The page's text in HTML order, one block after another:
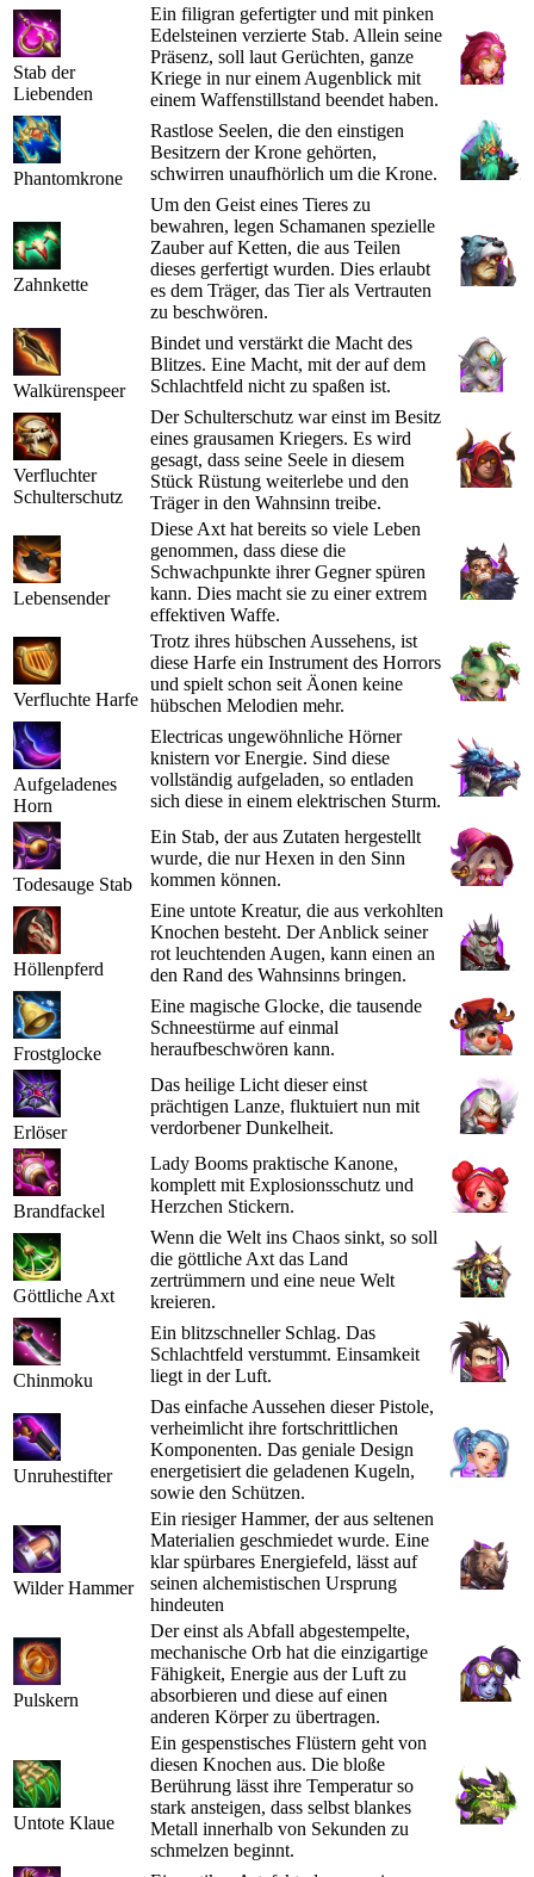
Stab der
Liebenden
Ein filigran gefertigter und mit pinken
Edelsteinen verzierte Stab. Allein seine
Präsenz, soll laut Gerüchten, ganze
Kriege in nur einem Augenblick mit
einem Waffenstillstand beendet haben.
Phantomkrone
Rastlose Seelen, die den einstigen
Besitzern der Krone gehörten,
schwirren unaufhörlich um die Krone.
Zahnkette
Um den Geist eines Tieres zu
bewahren, legen Schamanen spezielle
Zauber auf Ketten, die aus Teilen
dieses gerfertigt wurden. Dies erlaubt
es dem Träger, das Tier als Vertrauten
zu beschwören.
Walkürenspeer
Bindet und verstärkt die Macht des
Blitzes. Eine Macht, mit der auf dem
Schlachtfeld nicht zu spaßen ist.
Verfluchter
Schulterschutz
Der Schulterschutz war einst im Besitz
eines grausamen Kriegers. Es wird
gesagt, dass seine Seele in diesem
Stück Rüstung weiterlebe und den
Träger in den Wahnsinn treibe.
Lebensender
Diese Axt hat bereits so viele Leben
genommen, dass diese die
Schwachpunkte ihrer Gegner spüren
kann. Dies macht sie zu einer extrem
effektiven Waffe.
Verfluchte Harfe
Trotz ihres hübschen Aussehens, ist
diese Harfe ein Instrument des Horrors
und spielt schon seit Äonen keine
hübschen Melodien mehr.
Aufgeladenes
Horn
Electricas ungewöhnliche Hörner
knistern vor Energie. Sind diese
vollständig aufgeladen, so entladen
sich diese in einem elektrischen Sturm.
Todesauge Stab
Ein Stab, der aus Zutaten hergestellt
wurde, die nur Hexen in den Sinn
kommen können.
Höllenpferd
Eine untote Kreatur, die aus verkohlten
Knochen besteht. Der Anblick seiner
rot leuchtenden Augen, kann einen an
den Rand des Wahnsinns bringen.
Frostglocke
Eine magische Glocke, die tausende
Schneestürme auf einmal
heraufbeschwören kann.
Erlöser
Das heilige Licht dieser einst
prächtigen Lanze, fluktuiert nun mit
verdorbener Dunkelheit.
Brandfackel
Lady Booms praktische Kanone,
komplett mit Explosionsschutz und
Herzchen Stickern.
Göttliche Axt
Wenn die Welt ins Chaos sinkt, so soll
die göttliche Axt das Land
zertrümmern und eine neue Welt
kreieren.
Chinmoku
Ein blitzschneller Schlag. Das
Schlachtfeld verstummt. Einsamkeit
liegt in der Luft.
Unruhestifter
Das einfache Aussehen dieser Pistole,
verheimlicht ihre fortschrittlichen
Komponenten. Das geniale Design
energetisiert die geladenen Kugeln,
sowie den Schützen.
Wilder Hammer
Ein riesiger Hammer, der aus seltenen
Materialien geschmiedet wurde. Eine
klar spürbares Energiefeld, lässt auf
seinen alchemistischen Ursprung
hindeuten
Pulskern
Der einst als Abfall abgestempelte,
mechanische Orb hat die einzigartige
Fähigkeit, Energie aus der Luft zu
absorbieren und diese auf einen
anderen Körper zu übertragen.
Untote Klaue
Ein gespenstisches Flüstern geht von
diesen Knochen aus. Die bloße
Berührung lässt ihre Temperatur so
stark ansteigen, dass selbst blankes
Metall innerhalb von Sekunden zu
schmelzen beginnt.